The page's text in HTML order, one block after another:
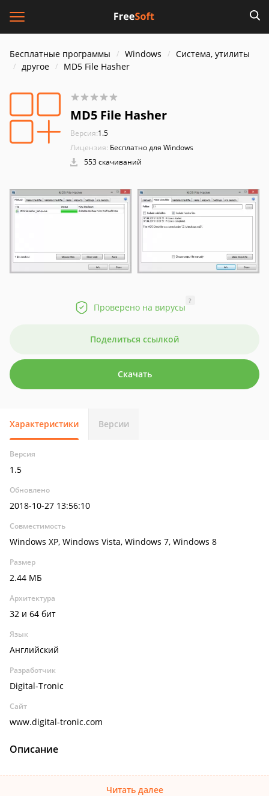
Бесплатные программы Windows
Система, утилиты
другое
MD5 File Hasher
MD5 File Hasher
Версия:1.5
Лицензия: Бесплатно для Windows
553 скачиваний
Проверено на вирусы
?
Поделиться ссылкой
Скачать
Характеристики Версии
Версия
1.5
Обновлено
2018-10-27 13:56:10
Совместимость
Windows XP, Windows Vista, Windows 7, Windows 8
Размер
2.44 МБ
Архитектура
32 и 64 бит
Язык
Английский
Разработчик
Digital-Tronic
Сайт
www.digital-tronic.com
Описание
Читать далее